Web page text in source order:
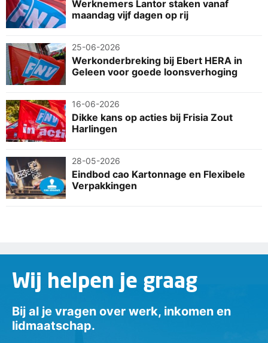
Werknemers Lantor staken vanaf
maandag vijf dagen op rij
25-06-2026
Werkonderbreking bij Ebert HERA in
Geleen voor goede loonsverhoging
16-06-2026
Dikke kans op acties bij Frisia Zout
Harlingen
28-05-2026
Eindbod cao Kartonnage en Flexibele
Verpakkingen
Wij helpen je graag
Bij al je vragen over werk, inkomen en
lidmaatschap.